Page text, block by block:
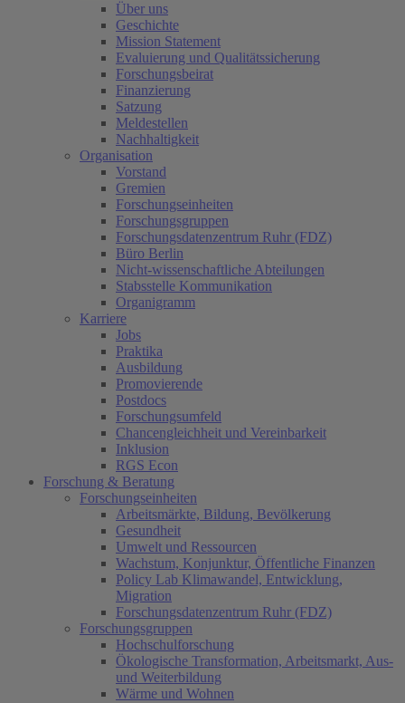
Über uns
Geschichte
Mission Statement
Evaluierung und Qualitätssicherung
Forschungsbeirat
Finanzierung
Satzung
Meldestellen
Nachhaltigkeit
Organisation
Vorstand
Gremien
Forschungseinheiten
Forschungsgruppen
Forschungsdatenzentrum Ruhr (FDZ)
Büro Berlin
Nicht-wissenschaftliche Abteilungen
Stabsstelle Kommunikation
Organigramm
Karriere
Jobs
Praktika
Ausbildung
Promovierende
Postdocs
Forschungsumfeld
Chancengleichheit und Vereinbarkeit
Inklusion
RGS Econ
Forschung & Beratung
Forschungseinheiten
Arbeitsmärkte, Bildung, Bevölkerung
Gesundheit
Umwelt und Ressourcen
Wachstum, Konjunktur, Öffentliche Finanzen
Policy Lab Klimawandel, Entwicklung,
Migration
Forschungsdatenzentrum Ruhr (FDZ)
Forschungsgruppen
Hochschulforschung
Ökologische Transformation, Arbeitsmarkt, Aus-
und Weiterbildung
Wärme und Wohnen